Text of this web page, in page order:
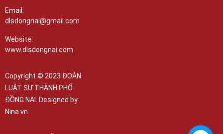
Email:
dlsdongnai@gmail.com
Website:
www.dlsdongnai.com
Copyright © 2023 ĐOÀN
LUẬT SƯ THÀNH PHỐ
ĐỒNG NAI. Designed by
Nina.vn